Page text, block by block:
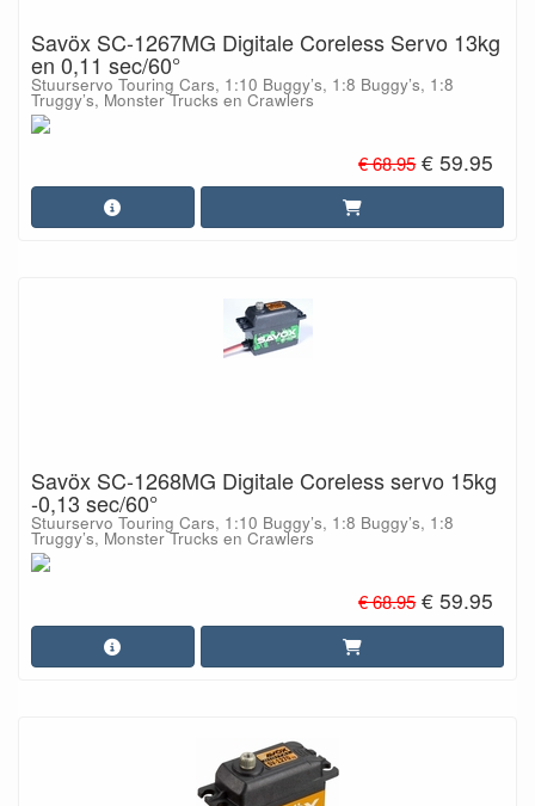
Savöx SC-1267MG Digitale Coreless Servo 13kg
en 0,11 sec/60°
Stuurservo Touring Cars, 1:10 Buggy’s, 1:8 Buggy’s, 1:8
Truggy’s, Monster Trucks en Crawlers
€ 68.95 € 59.95
Savöx SC-1268MG Digitale Coreless servo 15kg
-0,13 sec/60°
Stuurservo Touring Cars, 1:10 Buggy’s, 1:8 Buggy’s, 1:8
Truggy’s, Monster Trucks en Crawlers
€ 68.95 € 59.95